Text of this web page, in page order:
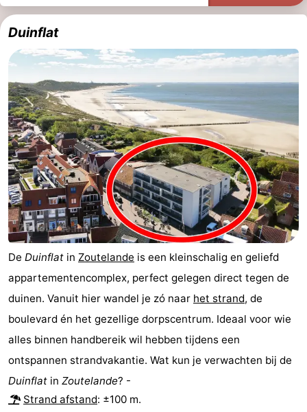
Duinflat
De Duinflat in Zoutelande is een kleinschalig en geliefd
appartementencomplex, perfect gelegen direct tegen de
duinen. Vanuit hier wandel je zó naar het strand, de
boulevard én het gezellige dorpscentrum. Ideaal voor wie
alles binnen handbereik wil hebben tijdens een
ontspannen strandvakantie. Wat kun je verwachten bij de
Duinflat in Zoutelande? -
Strand afstand: ±100 m.